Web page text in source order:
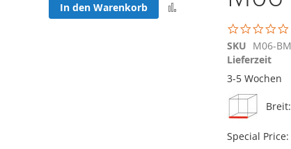
SKU M06-BM
Lieferzeit
3-5 Wochen
Special Price
Vergleichsliste
In den Warenkorb
hinzufügen
In den